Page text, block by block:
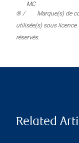
® /
MC
Marque(s) de
utilisée(s) sous
réservés.
Related